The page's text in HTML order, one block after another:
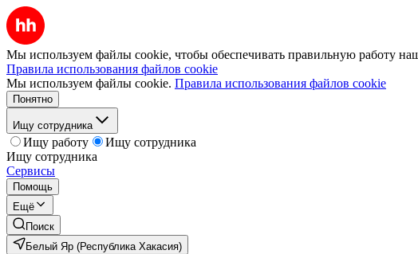
Мы используем файлы cookie, чтобы обеспечивать правильную работу
Правила использования файлов cookie
Мы используем файлы cookie. Правила использования файлов cookie
Понятно
Ищу сотрудника
Ищу работу
Ищу сотрудника
Ищу сотрудника
Сервисы
Помощь
Ещё
Поиск
Белый Яр (Республика Хакасия)